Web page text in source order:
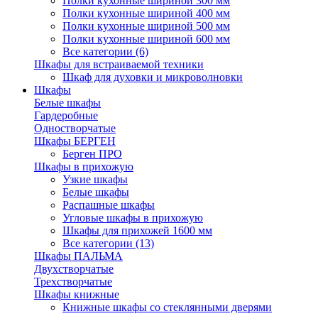
Полки кухонные шириной 400 мм
Полки кухонные шириной 500 мм
Полки кухонные шириной 600 мм
Все категории (6)
Шкафы для встраиваемой техники
Шкаф для духовки и микроволновки
Шкафы
Белые шкафы
Гардеробные
Одностворчатые
Шкафы БЕРГЕН
Берген ПРО
Шкафы в прихожую
Узкие шкафы
Белые шкафы
Распашные шкафы
Угловые шкафы в прихожую
Шкафы для прихожей 1600 мм
Все категории (13)
Шкафы ПАЛЬМА
Двухстворчатые
Трехстворчатые
Шкафы книжные
Книжные шкафы со стеклянными дверями